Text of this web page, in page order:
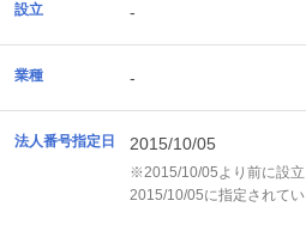
設立 -
業種 -
法人番号指定日 2015/10/05
※2015/10/05より前に設
2015/10/05に指定されてい